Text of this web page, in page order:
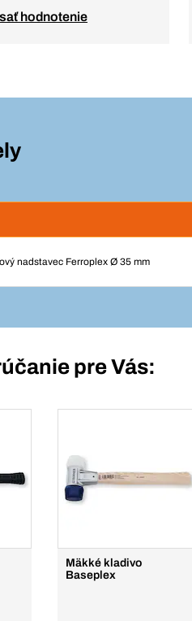
hodnotenie
nadstavec Ferroplex Ø 35 mm
pre Vás:
Mäkké kladivo
Baseplex